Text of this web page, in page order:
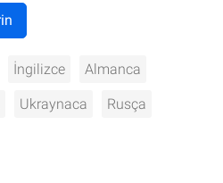
İngilizce Almanca
Ukraynaca Rusça